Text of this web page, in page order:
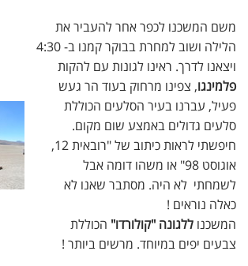
משם המשכנו לכפר אחר להעביר את
הלילה ושוב למחרת בבוקר קמנו ב- 4:30
ויצאנו לדרך. ראינו לגונות עם להקות
פלמינגו, צפינו מרחוק בעוד הר געש
פעיל, עברנו בעיר הסלעים הכוללת
סלעים גדולים באמצע שום מקום.
חיפשתי לראות כיתוב של "רובאית 12,
אוגוסט 98" או משהו דומה אבל
לשמחתי לא היה. מסתבר שאנו לא
כאלה נוראים !
המשכנו ללגונה "קולורדו" הכוללת
צבעים יפים במיוחד. מרשים ביותר !